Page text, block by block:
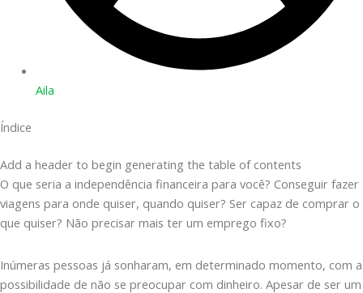
Aila
Índice
Add a header to begin generating the table of contents
O que seria a independência financeira para você? Conseguir fazer
viagens para onde quiser, quando quiser? Ser capaz de comprar o
que quiser? Não precisar mais ter um emprego fixo?
Inúmeras pessoas já sonharam, em determinado momento, com a
possibilidade de não se preocupar com dinheiro. Apesar de ser um